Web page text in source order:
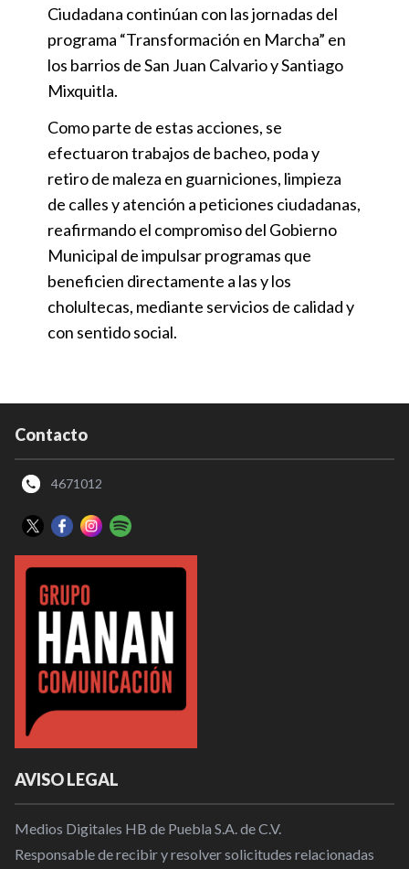
Ciudadana continúan con las jornadas del
programa “Transformación en Marcha” en
los barrios de San Juan Calvario y Santiago
Mixquitla.
Como parte de estas acciones, se
efectuaron trabajos de bacheo, poda y
retiro de maleza en guarniciones, limpieza
de calles y atención a peticiones ciudadanas,
reafirmando el compromiso del Gobierno
Municipal de impulsar programas que
beneficien directamente a las y los
cholultecas, mediante servicios de calidad y
con sentido social.
Contacto
4671012
AVISO LEGAL
Medios Digitales HB de Puebla S.A. de C.V.
Responsable de recibir y resolver solicitudes relacionadas